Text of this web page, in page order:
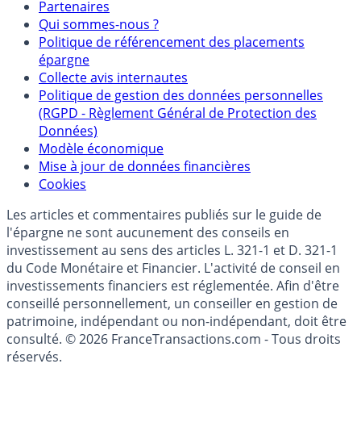
Mentions légales et Conditions d’utilisation
Partenaires
Qui sommes-nous ?
Politique de référencement des placements
épargne
Collecte avis internautes
Politique de gestion des données personnelles
(RGPD - Règlement Général de Protection des
Données)
Modèle économique
Mise à jour de données financières
Cookies
Les articles et commentaires publiés sur le guide de
l'épargne ne sont aucunement des conseils en
investissement au sens des articles L. 321-1 et D. 321-1
du Code Monétaire et Financier. L'activité de conseil en
investissements financiers est réglementée. Afin d'être
conseillé personnellement, un conseiller en gestion de
patrimoine, indépendant ou non-indépendant, doit être
consulté. © 2026 FranceTransactions.com - Tous droits